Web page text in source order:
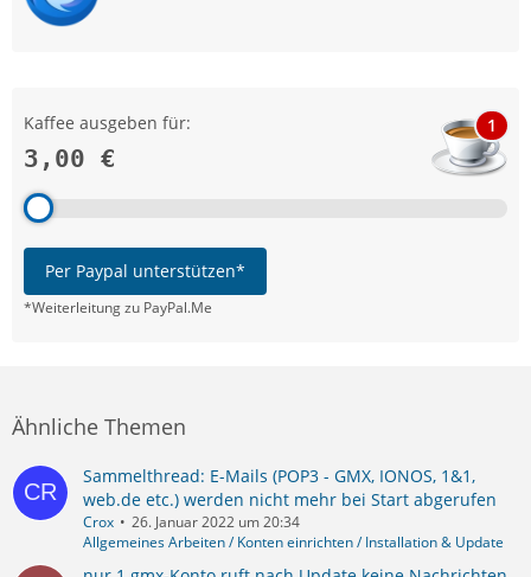
Kaffee ausgeben für:
3,00 €
1
Per Paypal unterstützen*
*Weiterleitung zu PayPal.Me
Ähnliche Themen
Sammelthread: E-Mails (POP3 - GMX, IONOS, 1&1,
web.de etc.) werden nicht mehr bei Start abgerufen
Crox
26. Januar 2022 um 20:34
Allgemeines Arbeiten / Konten einrichten / Installation & Update